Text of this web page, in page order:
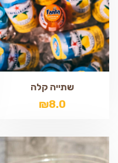
שתייה קלה
₪8.0